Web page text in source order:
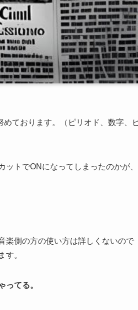
めております。（ピリオド、数字、
トでONになってしまったのかが、
楽側の方の使い方は詳しくないので
す。
てる。